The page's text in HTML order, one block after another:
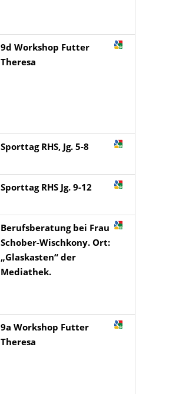
9d Workshop Futter
Theresa
Sporttag RHS, Jg. 5-8
Sporttag RHS Jg. 9-12
Berufsberatung bei Frau
Schober-Wischkony. Ort:
„Glaskasten“ der
Mediathek.
9a Workshop Futter
Theresa